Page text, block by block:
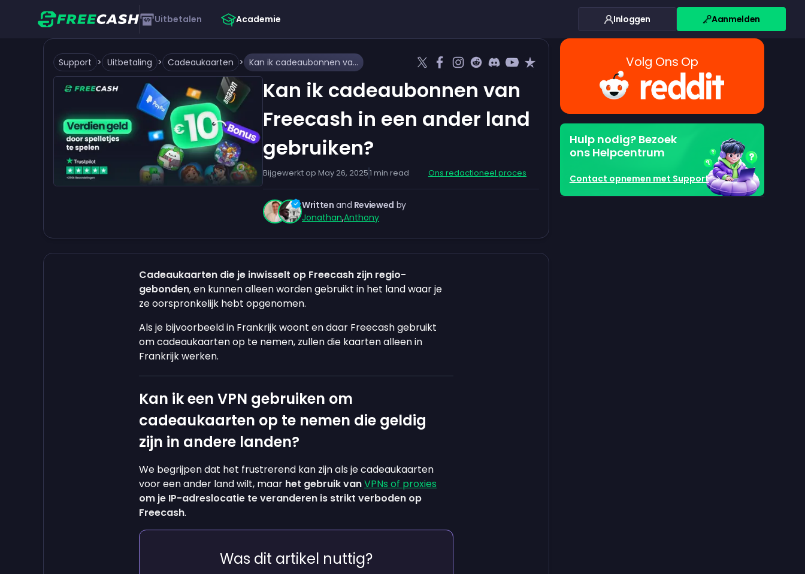
Uitbetalen Academie Inloggen Aanmelden
Support > Uitbetaling > Cadeaukaarten > Kan ik cadeaubonnen van Freecash in een ander land gebruiken?
Kan ik cadeaubonnen van
Freecash in een ander land
gebruiken?
Bijgewerkt op May 26, 20251 min read Ons redactioneel proces
Written and Reviewed by
Jonathan,Anthony
Cadeaukaarten die je inwisselt op Freecash zijn regio-
gebonden, en kunnen alleen worden gebruikt in het land waar je
ze oorspronkelijk hebt opgenomen.
Als je bijvoorbeeld in Frankrijk woont en daar Freecash gebruikt
om cadeaukaarten op te nemen, zullen die kaarten alleen in
Frankrijk werken.
Kan ik een VPN gebruiken om
cadeaukaarten op te nemen die geldig
zijn in andere landen?
We begrijpen dat het frustrerend kan zijn als je cadeaukaarten
voor een ander land wilt, maar het gebruik vanVPNs of proxies
om je IP-adreslocatie te veranderen is strikt verboden op
Freecash.
Was dit artikel nuttig?
Volg Ons Op
Hulp nodig? Bezoek
ons Helpcentrum
Contact opnemen met Support